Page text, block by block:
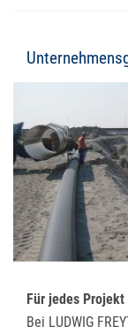
Für jedes
Bei LUDWIG